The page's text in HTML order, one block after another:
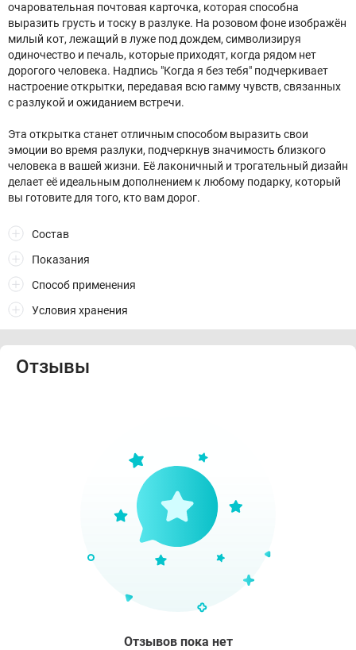
очаровательная почтовая карточка, которая способна
выразить грусть и тоску в разлуке. На розовом фоне изображён
милый кот, лежащий в луже под дождем, символизируя
одиночество и печаль, которые приходят, когда рядом нет
дорогого человека. Надпись "Когда я без тебя" подчеркивает
настроение открытки, передавая всю гамму чувств, связанных
с разлукой и ожиданием встречи.
Эта открытка станет отличным способом выразить свои
эмоции во время разлуки, подчеркнув значимость близкого
человека в вашей жизни. Её лаконичный и трогательный дизайн
делает её идеальным дополнением к любому подарку, который
вы готовите для того, кто вам дорог.
Состав
Показания
Способ применения
Условия хранения
Отзывы
Отзывов пока нет